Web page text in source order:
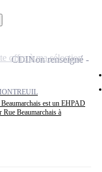
est un EHPAD
Rue Beaumarchais à
CDINon renseigné
offre à ma sélection